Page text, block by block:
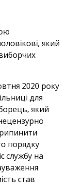
який
2020 року
для
який
порядку
службу на
став